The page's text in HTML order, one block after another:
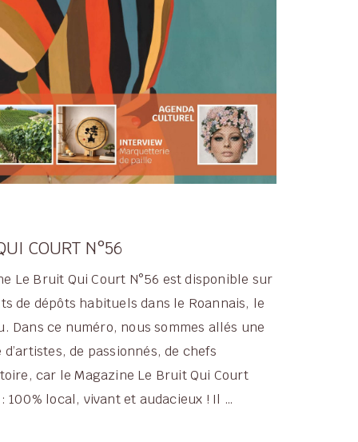
COURT N°56
Le Bruit Qui Court N°56 est disponible sur
de dépôts habituels dans le Roannais, le
Dans ce numéro, nous sommes allés une
de passionnés, de chefs
car le Magazine Le Bruit Qui Court
100% local, vivant et audacieux ! Il …